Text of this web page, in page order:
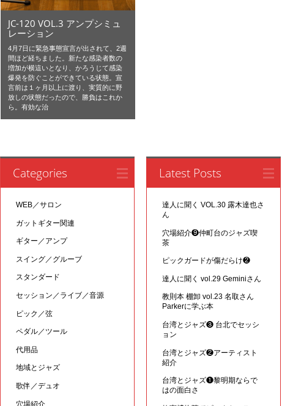
JC-120 VOL.3 アンプシミュ
レーション
4月7日に緊急事態宣言が出されて、2週
間ほど経ちました。新たな感染者数の
増加が横這いとなり、かろうじて感染
爆発を防ぐことができている状態。宣
言前は１ヶ月以上に渡り、実質的に野
放しの状態だったので、勝負はこれか
ら。有効な治
Categories
WEB／サロン
ガットギター関連
ギター／アンプ
スイング／グルーブ
スタンダード
セッション／ライブ／音源
ピック／弦
ペダル／ツール
代用品
地域とジャズ
歌伴／デュオ
穴場紹介
Latest Posts
達人に聞く VOL.30 露木達也さ
ん
穴場紹介❾仲町台のジャズ喫
茶
ピックガードが傷だらけ❷
達人に聞く vol.29 Geminiさん
教則本 棚卸 vol.23 名取さん
Parkerに学ぶ本
台湾とジャズ❸ 台北でセッシ
ョン
台湾とジャズ❷アーティスト
紹介
台湾とジャズ❶黎明期ならで
はの面白さ